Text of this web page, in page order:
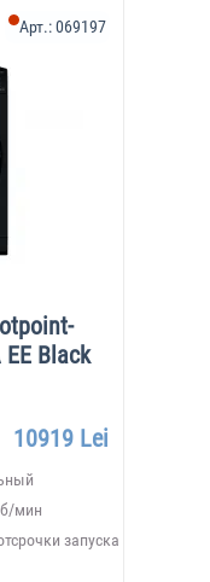
Black
Арт.:069197
10919 Lei
мин
запуска